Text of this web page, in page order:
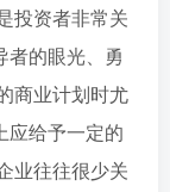
投资者非常关
者的眼光、勇
商业计划时尤
应给予一定的
业往往很少关